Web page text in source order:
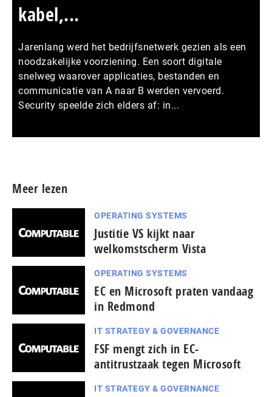
kabel,...
Jarenlang werd het bedrijfsnetwerk gezien als een
noodzakelijke voorziening. Een soort digitale
snelweg waarover applicaties, bestanden en
communicatie van A naar B werden vervoerd.
Security speelde zich elders af: in...
Meer lezen
OPERATING SYSTEMS
Justitie VS kijkt naar
welkomstscherm Vista
OPERATING SYSTEMS
EC en Microsoft praten vandaag
in Redmond
IT STRATEGY & GOVERNANCE
FSF mengt zich in EC-
antitrustzaak tegen Microsoft
IT STRATEGY & GOVERNANCE